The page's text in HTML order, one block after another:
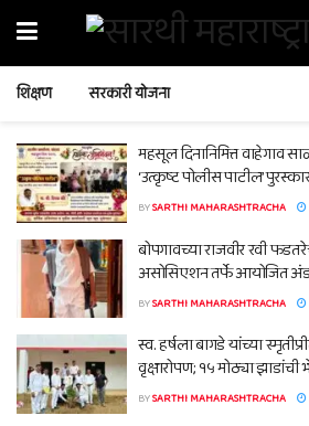
शिक्षण सरकारी योजना
महसूल दिनानिमित्त वाहेगाव
‘उत्कृष्ट पोलीस पाटील’
BYSARTHI MAHARASHTRACHA
बोपगावच्या राजवीर रवी
असोसिएशन तर्फे आयोजित
BYSARTHI MAHARASHTRACHA
स्व. हर्षला बागडे यांच्या
वृक्षारोपण; १५ मोठ्या झाडांची
BYSARTHI MAHARASHTRACHA